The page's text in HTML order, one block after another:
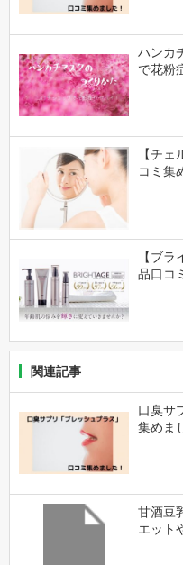
ハンカ
で花粉
【チ
コミ集
【ブ
品口コ
関連記事
口臭サ
集めま
甘酒豆
エット